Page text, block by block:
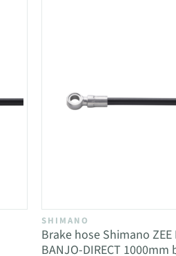
SHIMANO
Brake hose Shimano ZEE
BANJO-DIRECT 1000mm